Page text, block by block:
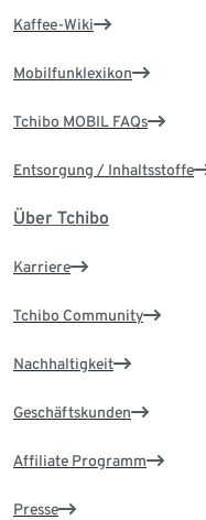
Kaffee-Wiki
Mobilfunklexikon
Tchibo MOBIL FAQs
Entsorgung / Inhaltsstoffe
Über Tchibo
Karriere
Tchibo Community
Nachhaltigkeit
Geschäftskunden
Affiliate Programm
Presse